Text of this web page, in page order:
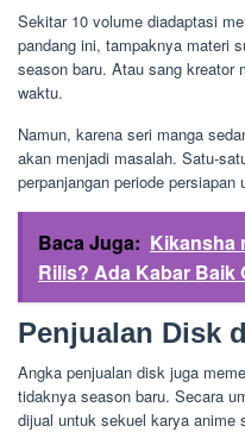
Sekitar 10 volume diadaptasi
pandang ini, tampaknya materi
season baru. Atau sang kreator
waktu.
Namun, karena seri manga
akan menjadi masalah. Satu-
perpanjangan periode persiapan
Baca Juga: Kikansha
Rilis? Ada Kabar Baik
Penjualan Disk
Angka penjualan disk juga
tidaknya season baru. Secara
dijual untuk sekuel karya anime